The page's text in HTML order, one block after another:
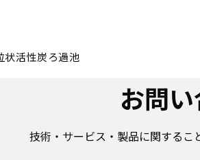
状活性炭ろ過池
お問
技術・サービス・製品に関するこ